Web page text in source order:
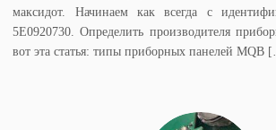
максидот. Начинаем как всегда с
5E0920730. Определить производителя
вот эта статья: типы приборных панелей MQB